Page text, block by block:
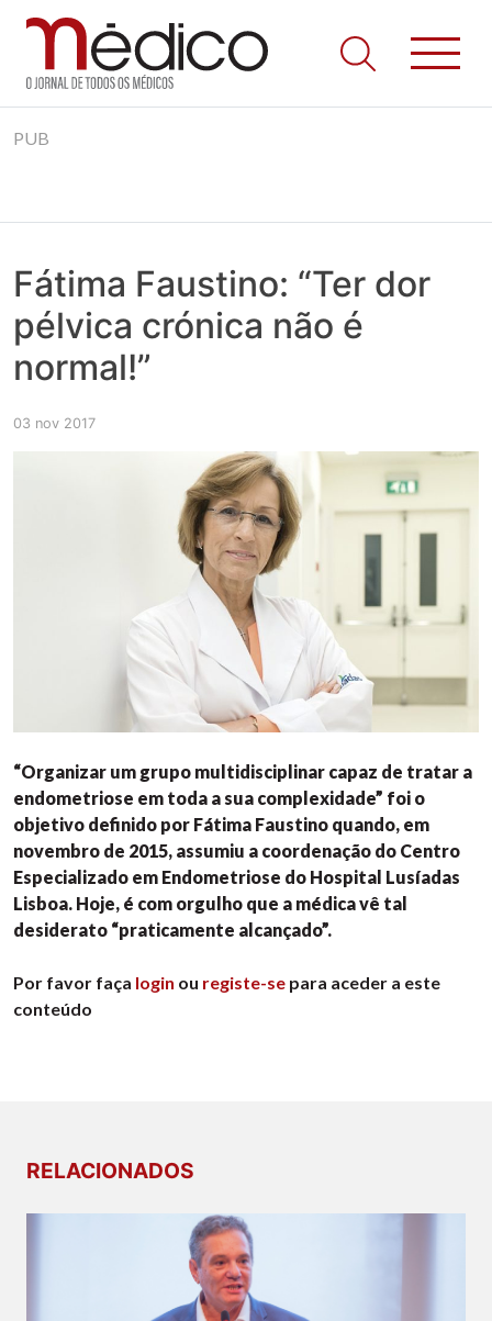
to
Jornal Médico
Médico – O Jornal de Todos os Médicos. Onde as notícias
realmente contam! Tudo o que se passa na Saúde!
PUB
Fátima Faustino: “Ter dor
pélvica crónica não é
normal!”
03 nov 2017
“Organizar um grupo multidisciplinar capaz de tratar a
endometriose em toda a sua complexidade” foi o
objetivo definido por Fátima Faustino quando, em
novembro de 2015, assumiu a coordenação do Centro
Especializado em Endometriose do Hospital Lusíadas
Lisboa. Hoje, é com orgulho que a médica vê tal
desiderato “praticamente alcançado”.
Por favor faça login ou registe-se para aceder a este
conteúdo
RELACIONADOS